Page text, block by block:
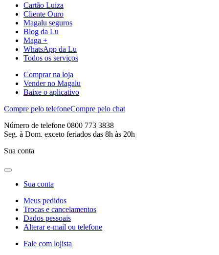
Cartão Luiza
Cliente Ouro
Magalu seguros
Blog da Lu
Maga +
WhatsApp da Lu
Todos os serviços
Comprar na loja
Vender no Magalu
Baixe o aplicativo
Compre pelo telefoneCompre pelo chat
Número de telefone 0800 773 3838
Seg. à Dom. exceto feriados das 8h às 20h
Sua conta
Sua conta
Meus pedidos
Trocas e cancelamentos
Dados pessoais
Alterar e-mail ou telefone
Fale com lojista